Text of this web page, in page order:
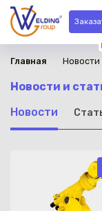
Главная Новости
Новости и
Новости